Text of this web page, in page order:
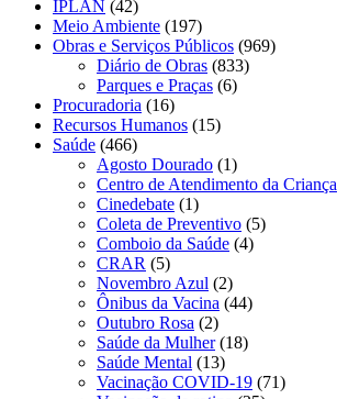
IPLAN (42)
Meio Ambiente (197)
Obras e Serviços Públicos (969)
Diário de Obras (833)
Parques e Praças (6)
Procuradoria (16)
Recursos Humanos (15)
Saúde (466)
Agosto Dourado (1)
Centro de Atendimento da Criança
Cinedebate (1)
Coleta de Preventivo (5)
Comboio da Saúde (4)
CRAR (5)
Novembro Azul (2)
Ônibus da Vacina (44)
Outubro Rosa (2)
Saúde da Mulher(18)
Saúde Mental (13)
Vacinação COVID-19 (71)